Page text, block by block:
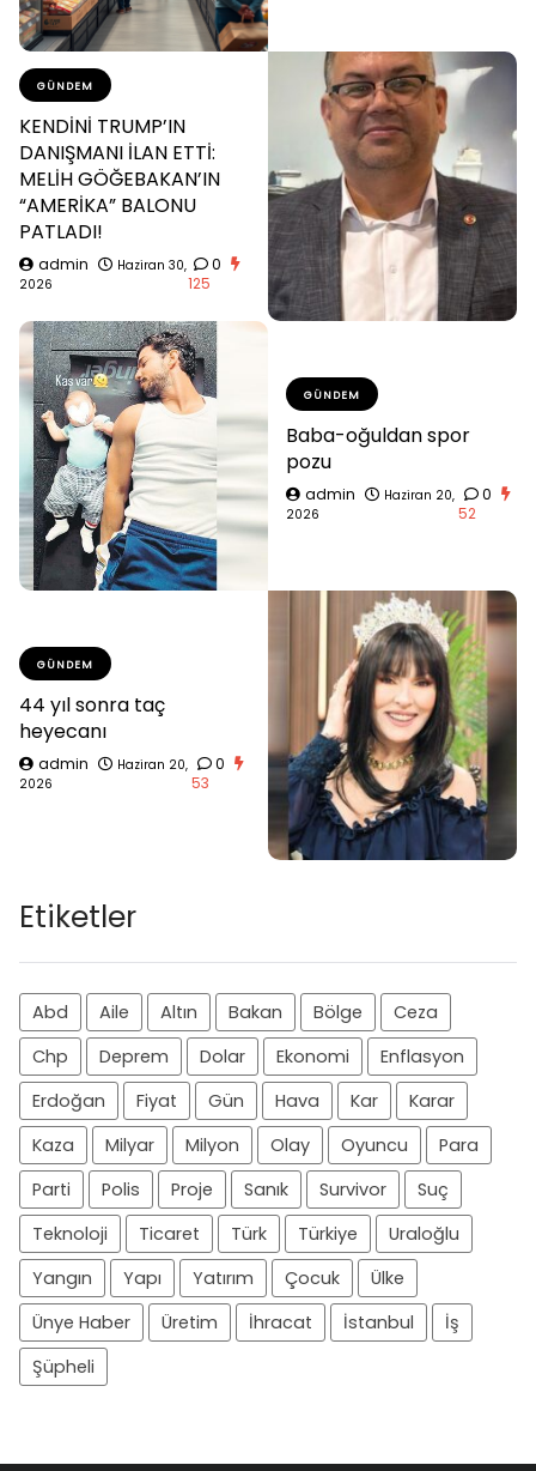
GÜNDEM
KENDİNİ TRUMP’IN
DANIŞMANI İLAN ETTİ:
MELİH GÖĞEBAKAN’IN
“AMERİKA” BALONU
PATLADI!
admin
Haziran 30,
2026
0
125
GÜNDEM
Baba-oğuldan spor
pozu
admin
Haziran 20,
2026
0
52
GÜNDEM
44 yıl sonra taç
heyecanı
admin
Haziran 20,
2026
0
53
Etiketler
Abd Aile Altın Bakan Bölge
Ceza
Chp
Deprem Dolar Ekonomi
Enflasyon
Erdoğan
Fiyat Gün Hava Kar
Karar
Kaza
Milyar Milyon Olay Oyuncu
Para
Parti
Polis Proje Sanık Survivor
Suç
Teknoloji
Ticaret Türk Türkiye
Uraloğlu
Yangın
Yapı Yatırım Çocuk
Ülke
Ünye Haber
Üretim İhracat İstanbul
İş
Şüpheli